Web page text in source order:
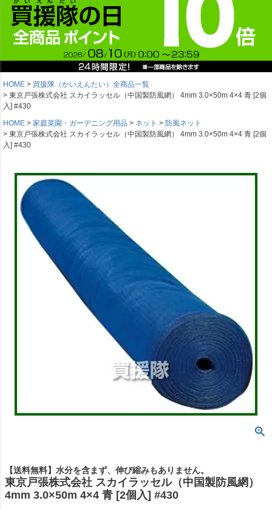
HOME
買援隊（かいえんたい）全商品一覧
東京戸張株式会社 スカイラッセル（中国製防風網） 4mm 3.0×50m 4×4 青 [2個
入] #430
HOME
家庭菜園・ガーデニング用品 ネット
防風ネット
東京戸張株式会社 スカイラッセル（中国製防風網） 4mm 3.0×50m 4×4 青 [2個
入] #430
【送料無料】水分を含まず、伸び縮みもありません。
東京戸張株式会社 スカイラッセル（中国製防風網）
4mm 3.0×50m 4×4 青 [2個入] #430